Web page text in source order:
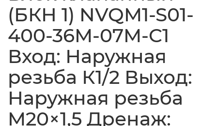
(БКН 1) NVQM1-S01-
400-36M-07M-C1
Вход: Наружная
резьба К1/2 Выход:
Наружная резьба
M20×1,5 Дренаж: